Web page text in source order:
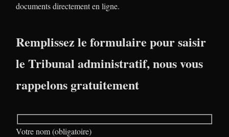
documents directement en ligne.
Remplissez le formulaire pour saisir
le Tribunal administratif, nous vous
rappelons gratuitement
Votre nom (obligatoire)